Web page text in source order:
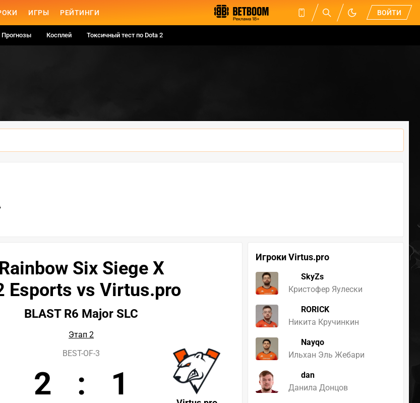
ИГРЫ РЕЙТИНГИ ВОЙТИ
Прогнозы Косплей Токсичный тест по Dota 2
Игроки Virtus.pro
SkyZs
Кристофер Яулески
RORICK
Никита Кручинкин
Nayqo
Ильхан Эль Жебари
dan
Данила Донцов
Rainbow Six Siege X
Esports vs Virtus.pro
BLAST R6 Major SLC
Этап 2
BEST-OF-3
2 : 1